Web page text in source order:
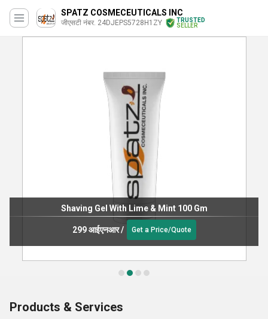
SPATZ COSMECEUTICALS INC
जीएसटी नंबर. 24DJEPS5728H1ZY
TRUSTED
SELLER
Shaving Gel With Lime & Mint 100 Gm
299 आईएनआर/ Get a Price/Quote
Products & Services